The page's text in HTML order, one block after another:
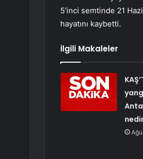
5’inci semtinde 21
hayatını kaybetti.
İlgili Makaleler